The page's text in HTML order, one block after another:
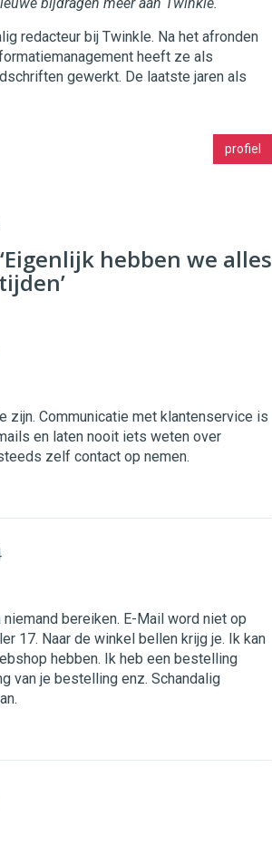
redacteur bij Twinkle. Na het afronden
heeft ze als
gewerkt. De laatste jaren als
profiel
hebben we alles
zijn. Communicatie met klantenservice is
en laten nooit iets weten over
zelf contact op nemen.
bereiken. E-Mail word niet op
17. Naar de winkel bellen krijg je. Ik kan
hebben. Ik heb een bestelling
van je bestelling enz. Schandalig